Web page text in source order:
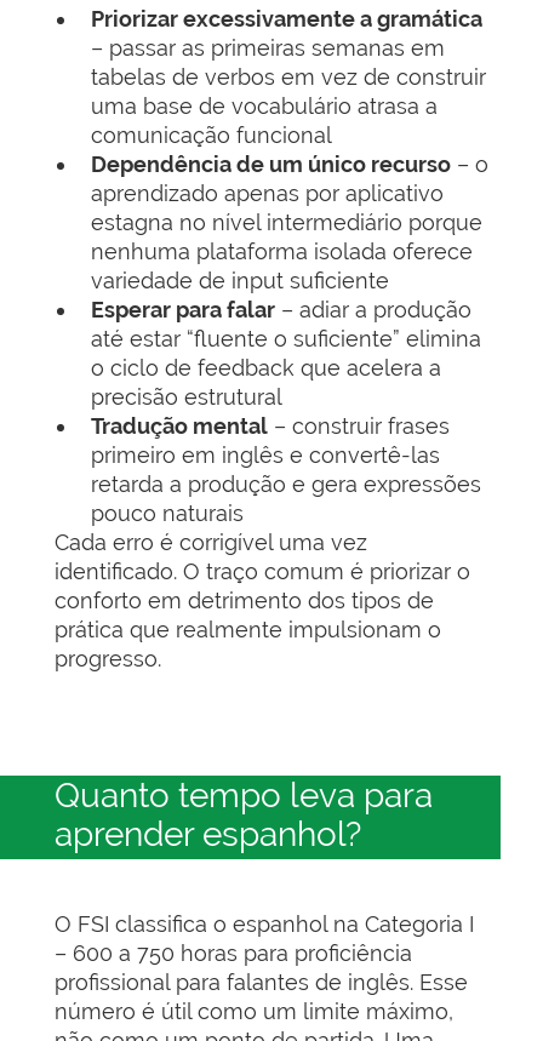
Priorizar excessivamente a gramática
– passar as primeiras semanas em
tabelas de verbos em vez de construir
uma base de vocabulário atrasa a
comunicação funcional
Dependência de um único recurso – o
aprendizado apenas por aplicativo
estagna no nível intermediário porque
nenhuma plataforma isolada oferece
variedade de input suficiente
Esperar para falar – adiar a produção
até estar “fluente o suficiente” elimina
o ciclo de feedback que acelera a
precisão estrutural
Tradução mental – construir frases
primeiro em inglês e convertê-las
retarda a produção e gera expressões
pouco naturais
Cada erro é corrigível uma vez
identificado. O traço comum é priorizar o
conforto em detrimento dos tipos de
prática que realmente impulsionam o
progresso.
Quanto tempo leva para
aprender espanhol?
O FSI classifica o espanhol na Categoria I
– 600 a 750 horas para proficiência
profissional para falantes de inglês. Esse
número é útil como um limite máximo,